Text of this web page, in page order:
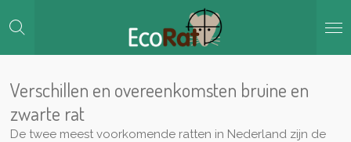
direct
hoofdinhoud
Verschillen en overeenkomsten bruine en
zwarte rat
De twee meest voorkomende ratten in Nederland zijn de